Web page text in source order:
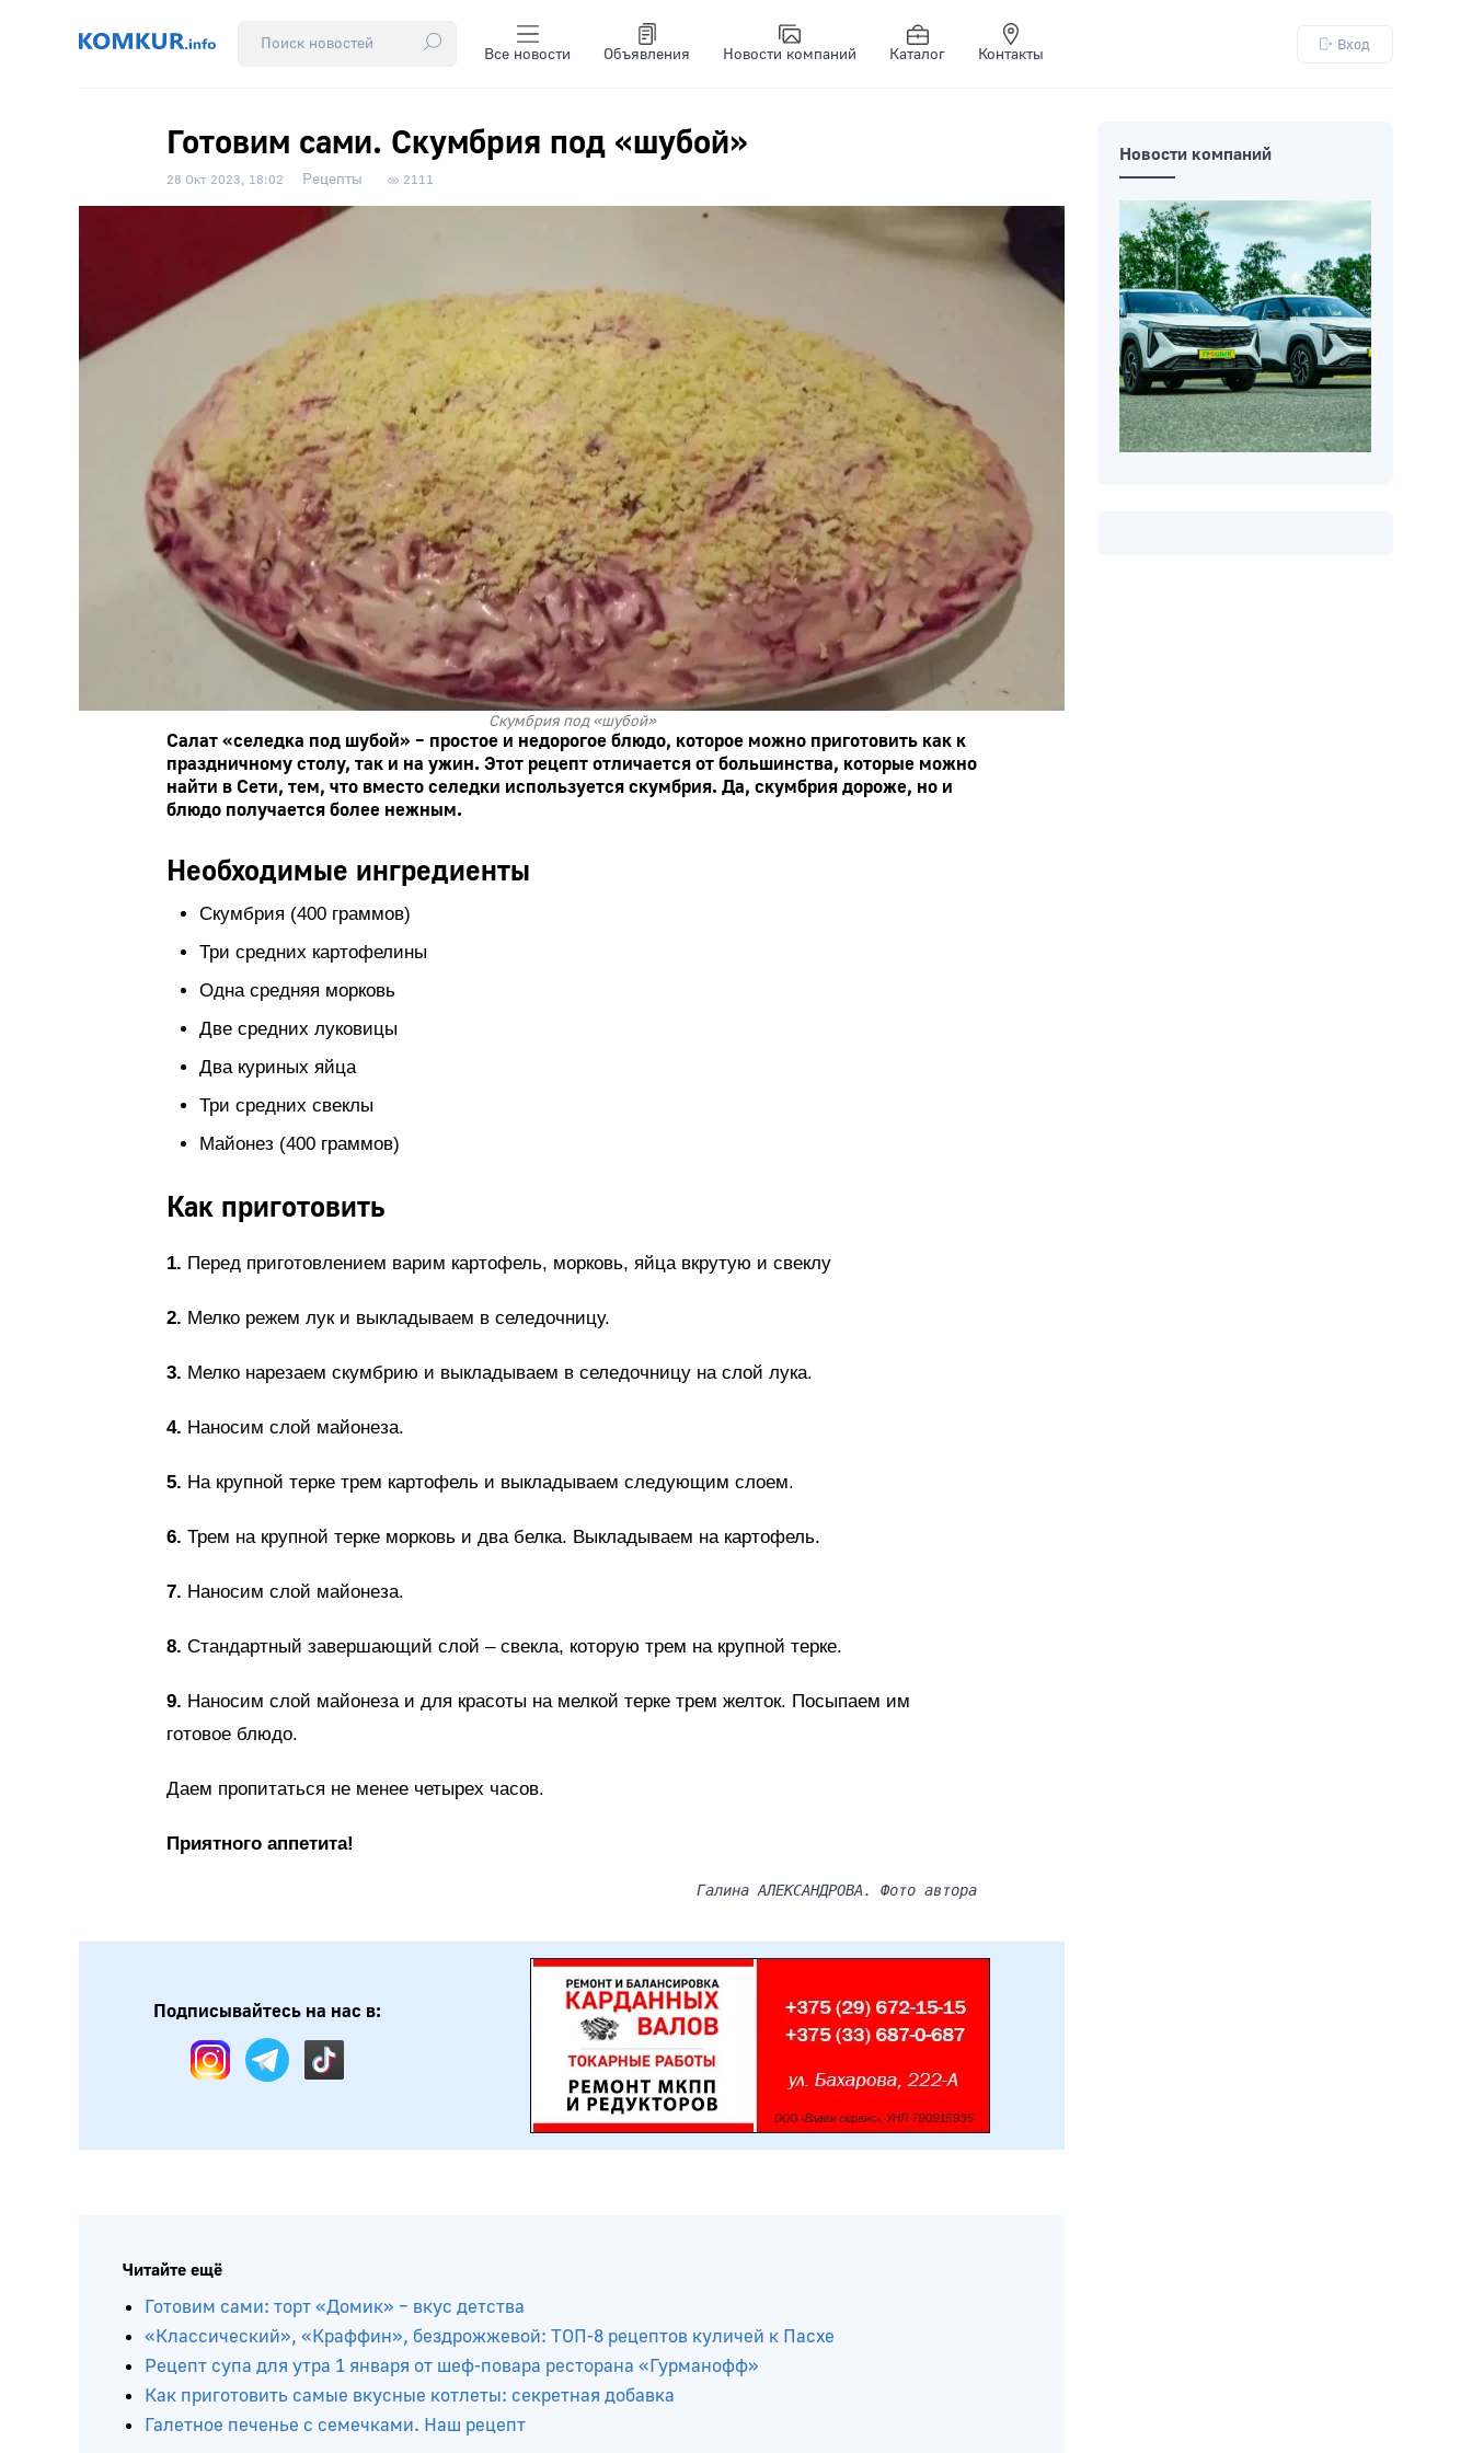
Все новости Объявления Новости компаний Каталог Контакты
Вход
Готовим сами. Скумбрия под «шубой»
28 Окт 2023, 18:02 Рецепты 2111
Скумбрия под «шубой»
Салат «селедка под шубой» – простое и недорогое блюдо, которое можно приготовить как к
праздничному столу, так и на ужин. Этот рецепт отличается от большинства, которые можно
найти в Сети, тем, что вместо селедки используется скумбрия. Да, скумбрия дороже, но и
блюдо получается более нежным.
Необходимые ингредиенты
Скумбрия (400 граммов)
Три средних картофелины
Одна средняя морковь
Две средних луковицы
Два куриных яйца
Три средних свеклы
Майонез (400 граммов)
Как приготовить
1. Перед приготовлением варим картофель, морковь, яйца вкрутую и свеклу
2. Мелко режем лук и выкладываем в селедочницу.
3. Мелко нарезаем скумбрию и выкладываем в селедочницу на слой лука.
4. Наносим слой майонеза.
5. На крупной терке трем картофель и выкладываем следующим слоем.
6. Трем на крупной терке морковь и два белка. Выкладываем на картофель.
7. Наносим слой майонеза.
8. Стандартный завершающий слой – свекла, которую трем на крупной терке.
9. Наносим слой майонеза и для красоты на мелкой терке трем желток. Посыпаем им
готовое блюдо.
Даем пропитаться не менее четырех часов.
Приятного аппетита!
Галина АЛЕКСАНДРОВА. Фото автора
Подписывайтесь на нас в:
Читайте ещё
Готовим сами: торт «Домик» – вкус детства
«Классический», «Краффин», бездрожжевой: ТОП-8 рецептов куличей к Пасхе
Рецепт супа для утра 1 января от шеф-повара ресторана «Гурманофф»
Как приготовить самые вкусные котлеты: секретная добавка
Галетное печенье с семечками. Наш рецепт
Новости компаний